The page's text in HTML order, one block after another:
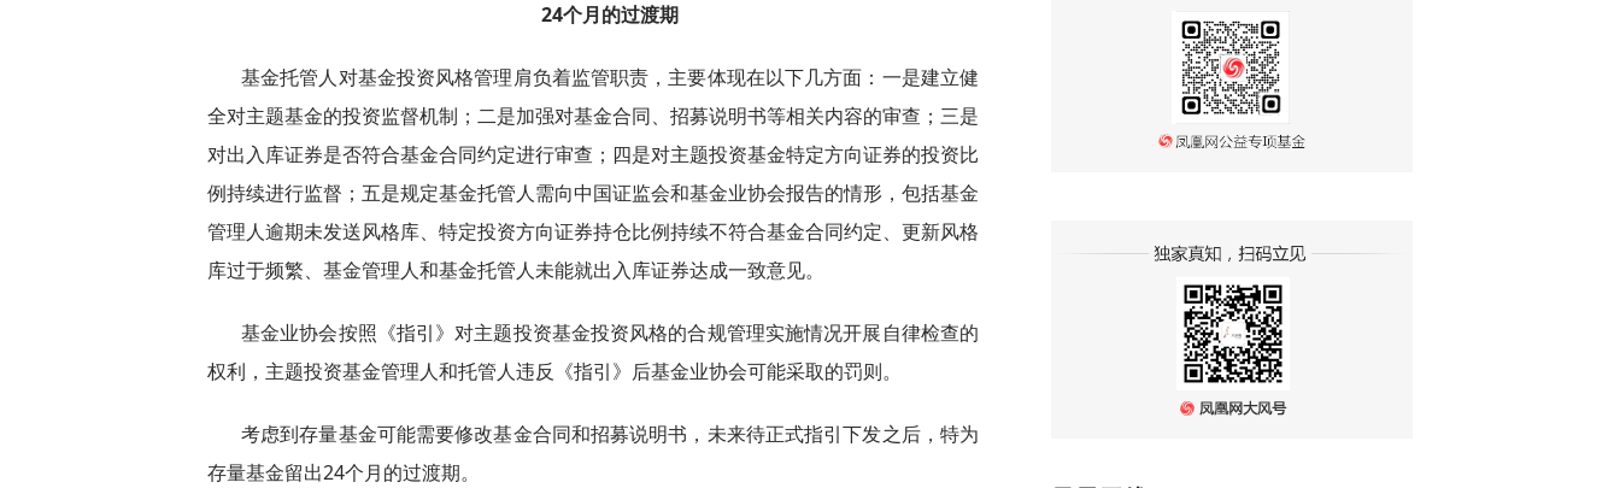
24个月的过渡期
基金托管人对基金投资风格管理肩负着监管职责，主要体现在以下几方面：一是建立健
全对主题基金的投资监督机制；二是加强对基金合同、招募说明书等相关内容的审查；三是
对出入库证券是否符合基金合同约定进行审查；四是对主题投资基金特定方向证券的投资比
例持续进行监督；五是规定基金托管人需向中国证监会和基金业协会报告的情形，包括基金
管理人逾期未发送风格库、特定投资方向证券持仓比例持续不符合基金合同约定、更新风格
库过于频繁、基金管理人和基金托管人未能就出入库证券达成一致意见。
基金业协会按照《指引》对主题投资基金投资风格的合规管理实施情况开展自律检查的
权利，主题投资基金管理人和托管人违反《指引》后基金业协会可能采取的罚则。
考虑到存量基金可能需要修改基金合同和招募说明书，未来待正式指引下发之后，特为
存量基金留出24个月的过渡期。